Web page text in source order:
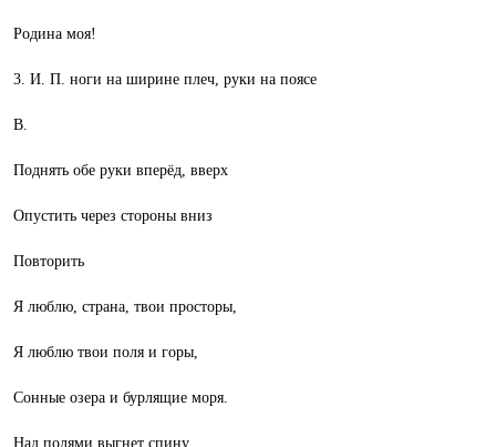
Родина моя!
3. И. П. ноги на ширине плеч, руки на поясе
В.
Поднять обе руки вперёд, вверх
Опустить через стороны вниз
Повторить
Я люблю, страна, твои просторы,
Я люблю твои поля и горы,
Сонные озера и бурлящие моря.
Над полями выгнет спину